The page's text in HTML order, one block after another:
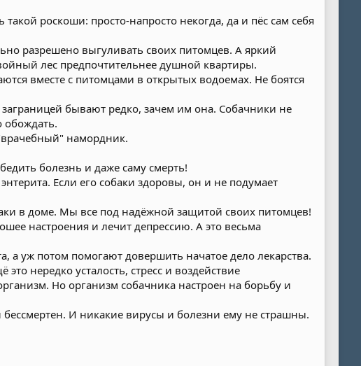
роскоши: просто-напросто некогда, да и пёс сам себя
разрешено выгуливать своих питомцев. А яркий
лес предпочтительнее душной квартиры.
вместе с питомцами в открытых водоемах. Не боятся
бывают редко, зачем им она. Собачники не
обождать.
намордник.
болезнь и даже саму смерть!
Если его собаки здоровы, он и не подумает
в доме. Мы все под надёжной защитой своих питомцев!
настроения и лечит депрессию. А это весьма
а уж потом помогают довершить начатое дело лекарства.
нередко усталость, стресс и воздействие
Но организм собачника настроен на борьбу и
И никакие вирусы и болезни ему не страшны.